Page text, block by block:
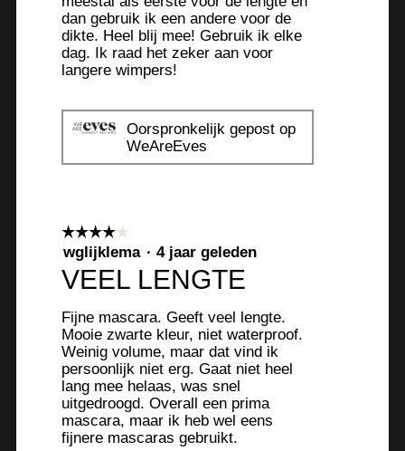
.
o
p
e
e
o
d
a
a
d
i
a
l
o
o
g
dan gebruik ik een andere voor de
dikte. Heel blij mee! Gebruik ik elke
dag. Ik raad het zeker aan voor
langere wimpers!
Oorspronkelijk gepost op
WeAreEves
☆☆☆☆☆
☆☆☆☆☆
4
5
wglijklema · 4 jaar geleden
VEEL LENGTE
Fijne mascara. Geeft veel lengte.
Mooie zwarte kleur, niet waterproof.
Weinig volume, maar dat vind ik
persoonlijk niet erg. Gaat niet heel
lang mee helaas, was snel
uitgedroogd. Overall een prima
mascara, maar ik heb wel eens
fijnere mascaras gebruikt.